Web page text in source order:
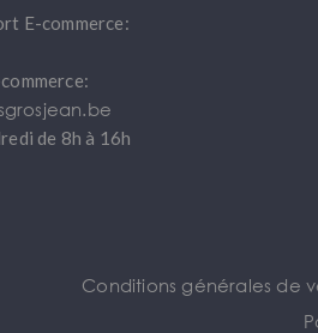
E-commerce:
de 8h à 16h
Conditions générales de